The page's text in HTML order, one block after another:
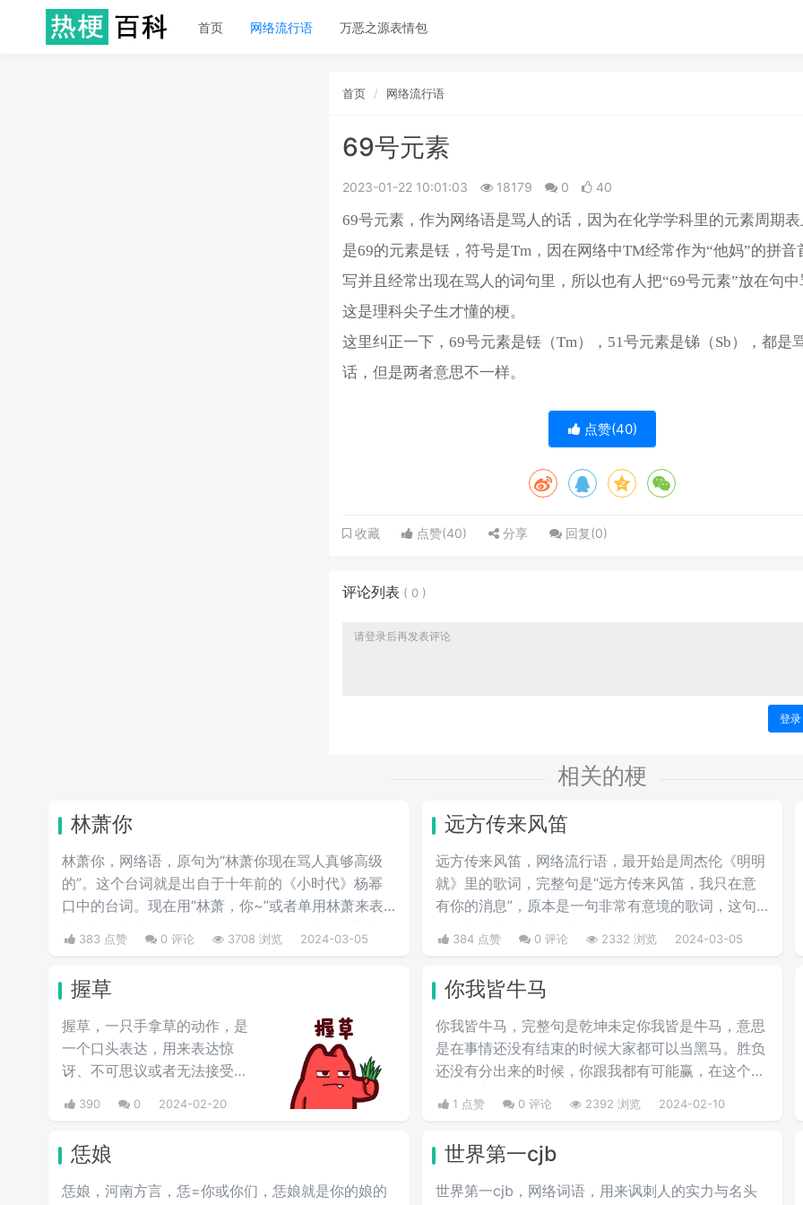
首页 网络流行语 万恶之源表情包
首页 网络流行语
69号元素
2023-01-22 10:01:03 18179 0 40
69号元素，作为网络语是骂人的话，因为在化学学科里的元素周期
是69的元素是铥，符号是Tm，因在网络中TM经常作为“他妈”的拼音
写并且经常出现在骂人的词句里，所以也有人把“69号元素”放在句
这是理科尖子生才懂的梗。
这里纠正一下，69号元素是铥（Tm），51号元素是锑（Sb），都是
话，但是两者意思不一样。
点赞(40)
收藏 点赞(40) 分享 回复(0)
评论列表 ( 0 )
登录
相关的梗
林萧你
林萧你，网络语，原句为“林萧你现在骂人真够高级
的”。这个台词就是出自于十年前的《小时代》杨幂
口中的台词。现在用“林萧，你~”或者单用林萧来表
达，都是表达的一种阴阳怪气的意思。这三个字表示
别人在对于某件事情评判的时候运用的非常巧妙，就
383 点赞 0 评论 3708 浏览 2024-03-05
远方传来风笛
远方传来风笛，网络流行语，最开始是周杰伦《明明
就》里的歌词，完整句是“远方传来风笛，我只在意
有你的消息”，原本是一句非常有意境的歌词，这句
歌词却代表了“滚”，成了一种很新的骂人方式。
384 点赞 0 评论 2332 浏览 2024-03-05
握草
握草，一只手拿草的动作，是
一个口头表达，用来表达惊
讶、不可思议或者无法接受的
并不是骂人的意思。
390 0 2024-02-20
你我皆牛马
你我皆牛马，完整句是乾坤未定你我皆是牛马，意思
是在事情还没有结束的时候大家都可以当黑马。胜负
还没有分出来的时候，你跟我都有可能赢，在这个生
活中，永远不要轻易的小瞧任何人，因为大家永远不
知道，在生活的下一个转角处，这个人会有什么样出
的，也不要因为一时的失意而觉得自己是弱的。
1 点赞 0 评论 2392 浏览 2024-02-10
恁娘
恁娘，河南方言，恁=你或你们，恁娘就是你的娘的
世界第一cjb
世界第一cjb，网络词语，用来讽刺人的实力与名头